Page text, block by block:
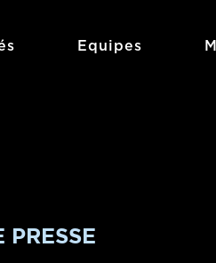
Equipes
PRESSE